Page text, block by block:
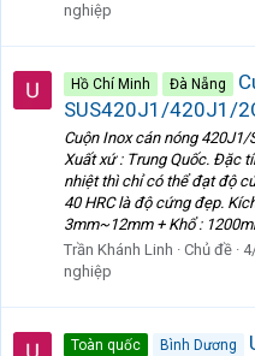
nghiệp
Hồ Chí Minh Đà Nẵng
SUS420J1/420J1/
Cuộn Inox cán nóng 420J1/
Xuất xứ : Trung Quốc. Đặc
nhiệt thì chỉ có thể đạt độ
40 HRC là độ cứng đẹp.
3mm~12mm + Khổ :
Trần Khánh Linh
Chủ đề
nghiệp
Toàn quốc Bình Dương